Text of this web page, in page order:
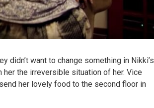
didn’t want to change something in Nikki’s
the irreversible situation of her. Vice
her lovely food to the second floor in